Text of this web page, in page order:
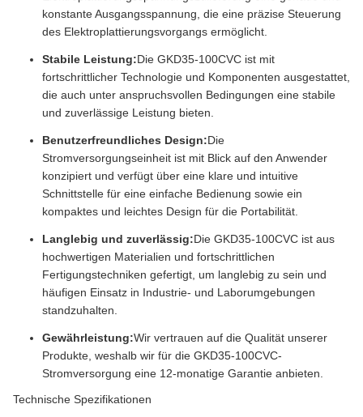
konstante Ausgangsspannung, die eine präzise Steuerung
des Elektroplattierungsvorgangs ermöglicht.
Stabile Leistung:Die GKD35-100CVC ist mit
fortschrittlicher Technologie und Komponenten ausgestattet,
die auch unter anspruchsvollen Bedingungen eine stabile
und zuverlässige Leistung bieten.
Benutzerfreundliches Design:Die
Stromversorgungseinheit ist mit Blick auf den Anwender
konzipiert und verfügt über eine klare und intuitive
Schnittstelle für eine einfache Bedienung sowie ein
kompaktes und leichtes Design für die Portabilität.
Langlebig und zuverlässig:Die GKD35-100CVC ist aus
hochwertigen Materialien und fortschrittlichen
Fertigungstechniken gefertigt, um langlebig zu sein und
häufigen Einsatz in Industrie- und Laborumgebungen
standzuhalten.
Gewährleistung:Wir vertrauen auf die Qualität unserer
Produkte, weshalb wir für die GKD35-100CVC-
Stromversorgung eine 12-monatige Garantie anbieten.
Technische Spezifikationen